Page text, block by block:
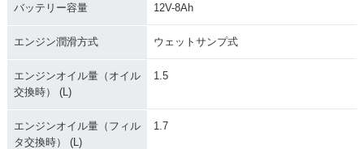
バッテリー容量 12V-8Ah
エンジン潤滑方式 ウェットサンプ式
エンジンオイル量（オイル
交換時） (L)
1.5
エンジンオイル量（フィル
タ交換時） (L)
1.7